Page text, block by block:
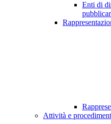
Enti di
Attività e